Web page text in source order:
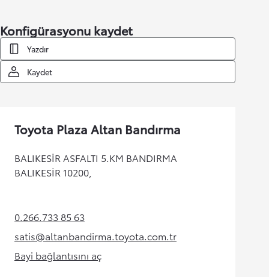
Konfigürasyonu kaydet
Yazdır
Kaydet
Toyota Plaza Altan Bandırma
BALIKESİR ASFALTI 5.KM BANDIRMA
BALIKESİR 10200,
0.266.733 85 63(Opens in new tab)
satis@altanbandirma.toyota.com.tr
(Opens in new tab)
Bayi bağlantısını aç
(Opens in new tab)